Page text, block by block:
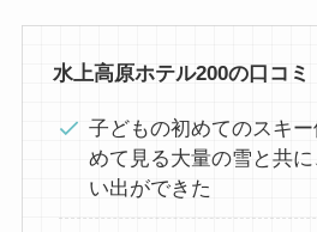
水上高原ホテル200の口コミ
子どもの初めてのスキ
めて見る大量の雪と共
い出ができた